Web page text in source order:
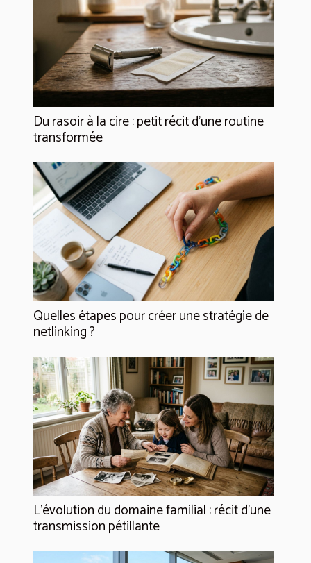
Du rasoir à la cire : petit récit d’une routine
transformée
Quelles étapes pour créer une stratégie de
netlinking ?
L’évolution du domaine familial : récit d’une
transmission pétillante